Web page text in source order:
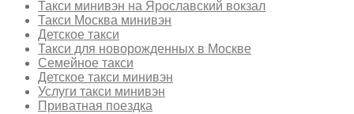
Такси минивэн на Ярославский вокзал
Такси Москва минивэн
Детское такси
Такси для новорожденных в Москве
Семейное такси
Детское такси минивэн
Услуги такси минивэн
Приватная поездка